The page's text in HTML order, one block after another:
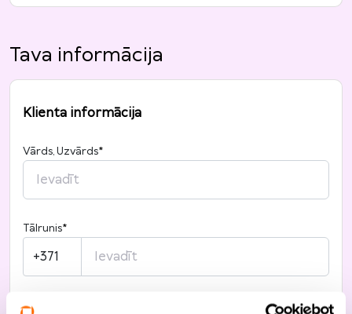
Tava informācija
Klienta informācija
Vārds, Uzvārds*
Tālrunis*
+371
E-pasts